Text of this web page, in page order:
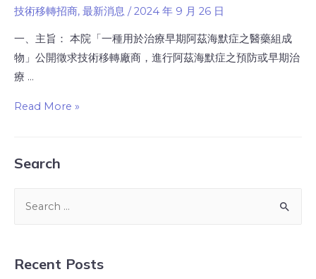
技術移轉招商, 最新消息 /2024 年 9 月 26 日
一、主旨： 本院「一種用於治療早期阿茲海默症之醫藥組成
物」公開徵求技術移轉廠商，進行阿茲海默症之預防或早期治
療 …
Read More »
Search
Recent Posts